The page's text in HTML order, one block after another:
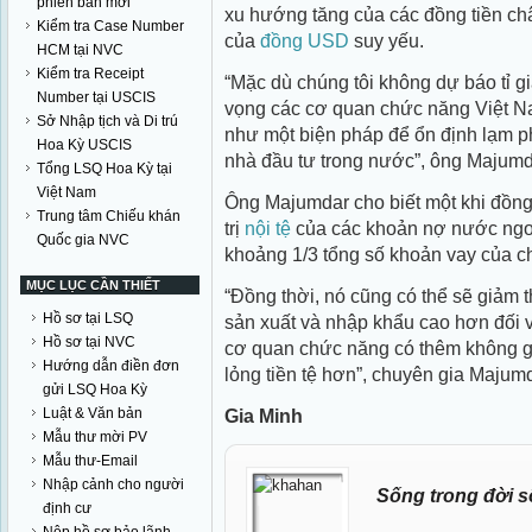
Kiểm tra Case Number
HCM tại NVC
Kiểm tra Receipt
Number tại USCIS
Sở Nhập tịch và Di trú
Hoa Kỳ USCIS
Tổng LSQ Hoa Kỳ tại
Việt Nam
Trung tâm Chiếu khán
Quốc gia NVC
MỤC LỤC CẦN THIẾT
Hồ sơ tại LSQ
Hồ sơ tại NVC
Hướng dẫn điền đơn
gửi LSQ Hoa Kỳ
Luật & Văn bản
Mẫu thư mời PV
Mẫu thư-Email
Nhập cảnh cho người
định cư
xu hướng tăng của các đồng tiền
của đồng USD suy yếu.
“Mặc dù chúng tôi không dự báo tỉ
vọng các cơ quan chức năng Việt
như một biện pháp để ổn định lạm
nhà đầu tư trong nước”, ông
Ông Majumdar cho biết một khi
trị nội tệ của các khoản nợ nước
khoảng 1/3 tổng số khoản vay của
“Đồng thời, nó cũng có thể sẽ giảm
sản xuất và nhập khẩu cao hơn đối
cơ quan chức năng có thêm không
lỏng tiền tệ hơn”, chuyên gia
Gia Minh
Sống trong đời